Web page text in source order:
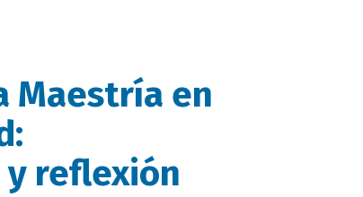
Maestría en
reflexión